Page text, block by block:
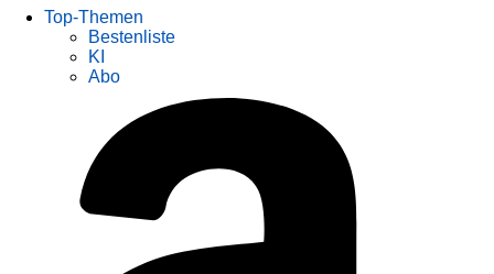
Top-Themen
Bestenliste
KI
Abo